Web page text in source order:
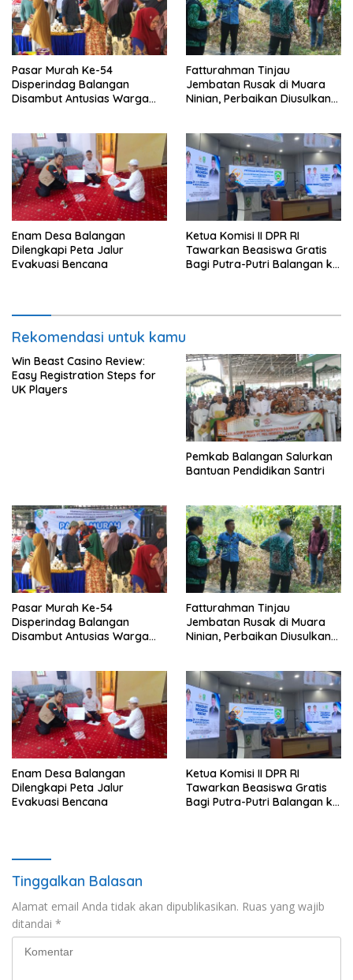
Pasar Murah Ke-54
Disperindag Balangan
Disambut Antusias Warga
Fatturahman Tinjau
Jembatan Rusak di Muara
Ninian, Perbaikan Diusulkan
Enam Desa Balangan
Dilengkapi Peta Jalur
Evakuasi Bencana
Ketua Komisi II DPR RI
Tawarkan Beasiswa Gratis
Bagi Putra-Putri Balangan ke
Rekomendasi untuk kamu
Win Beast Casino Review:
Easy Registration Steps for
UK Players
Pemkab Balangan Salurkan
Bantuan Pendidikan Santri
Pasar Murah Ke-54
Disperindag Balangan
Disambut Antusias Warga
Fatturahman Tinjau
Jembatan Rusak di Muara
Ninian, Perbaikan Diusulkan
Enam Desa Balangan
Dilengkapi Peta Jalur
Evakuasi Bencana
Ketua Komisi II DPR RI
Tawarkan Beasiswa Gratis
Bagi Putra-Putri Balangan ke
Tinggalkan Balasan
Alamat email Anda tidak akan dipublikasikan. Ruas yang wajib
ditandai *